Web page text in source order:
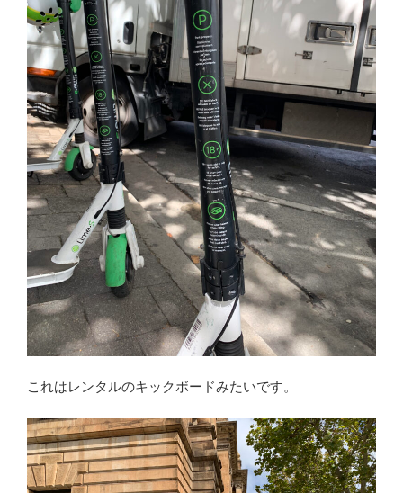
これはレンタルのキックボードみたいです。